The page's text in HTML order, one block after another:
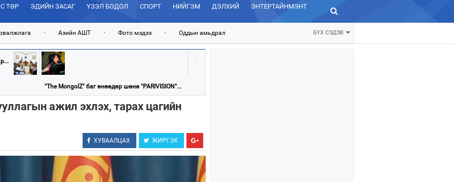
ТӨР ЭДИЙН ЗАСАГ ҮЗЭЛ БОДОЛ СПОРТ НИЙГЭМ ДЭЛХИЙ ЭНТЕРТАЙНМЭНТ ЗУРХАЙ
• Азийн АШТ • Фото мэдээ • Оддын амьдрал БҮХ СЭДЭВ
"The MongolZ" баг өнөөдөр шөнө "PARIVISION"...
ажил эхлэх, тарах цагийн
ХУВААЛЦАХ ЖИРГЭХ